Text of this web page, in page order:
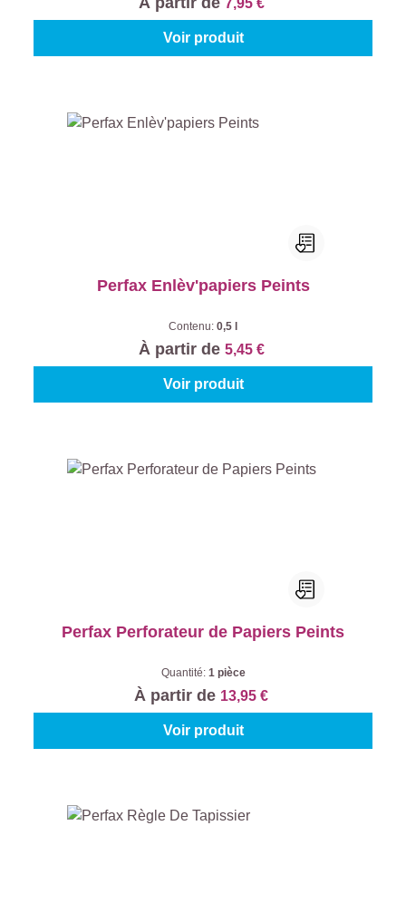
7,95 €
Voir produit
Perfax Enlèv'papiers Peints
Contenu: 0,5 l
À partir de 5,45 €
Voir produit
Perfax Perforateur de Papiers Peints
Quantité: 1 pièce
À partir de 13,95 €
Voir produit